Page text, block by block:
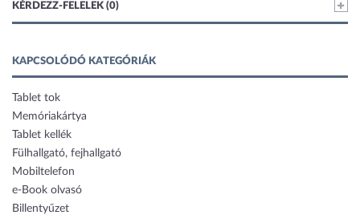
KÉRDEZZ-FELELEK (0)
KAPCSOLÓDÓ KATEGÓRIÁK
Tablet tok
Memóriakártya
Tablet kellék
Fülhallgató, fejhallgató
Mobiltelefon
e-Book olvasó
Billentyűzet